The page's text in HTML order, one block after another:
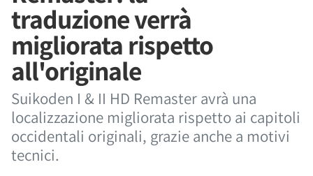
traduzione verrà
migliorata rispetto
all'originale
Suikoden I & II HD Remaster avrà una
localizzazione migliorata rispetto ai capitoli
occidentali originali, grazie anche a motivi
tecnici.